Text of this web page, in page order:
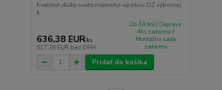
Kvalitné disky svetoznámeho výrobcu OZ výbornej
k...
636,38 EUR/ks
517,38 EUR bez DPH
Do 10 dní | Doprava
4ks zadarmo |
Montážna sada
zadarmo
Pridať do košíka